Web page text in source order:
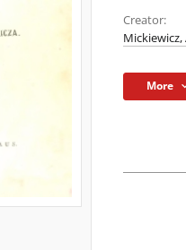
Creator:
Mickiewicz,
More